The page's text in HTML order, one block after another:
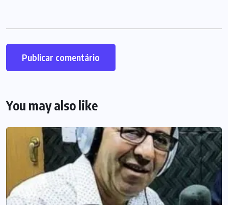
You may also like